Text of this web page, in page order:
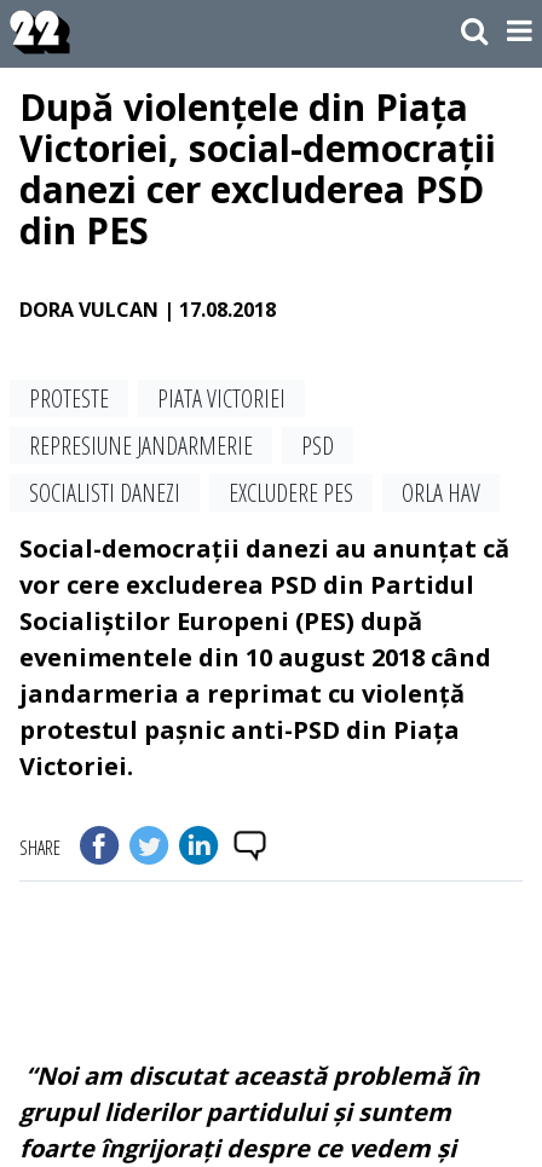
După violențele din Piața
Victoriei, social-democrații
danezi cer excluderea PSD
din PES
DORA VULCAN | 17.08.2018
PROTESTE
PIATA VICTORIEI
REPRESIUNE JANDARMERIE
PSD
SOCIALISTI DANEZI
EXCLUDERE PES
ORLA HAV
Social-democrații danezi au anunțat că
vor cere excluderea PSD din Partidul
Socialiștilor Europeni (PES) după
evenimentele din 10 august 2018 când
jandarmeria a reprimat cu violență
protestul pașnic anti-PSD din Piața
Victoriei.
SHARE
“Noi am discutat această problemă în
grupul liderilor partidului și suntem
foarte îngrijorați despre ce vedem și